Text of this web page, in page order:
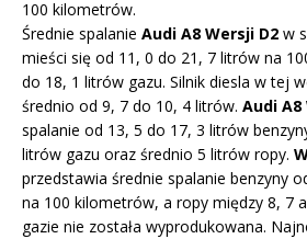
100 kilometrów.
Średnie spalanie Audi A8 Wersji D2 w
mieści się od 11, 0 do 21, 7 litrów na
do 18, 1 litrów gazu. Silnik diesla w tej
średnio od 9, 7 do 10, 4 litrów. Audi A8
spalanie od 13, 5 do 17, 3 litrów
litrów gazu oraz średnio 5 litrów ropy.
przedstawia średnie spalanie benzyny
na 100 kilometrów, a ropy między 8, 7
gazie nie została wyprodukowana.